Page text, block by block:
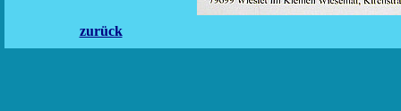
zurück